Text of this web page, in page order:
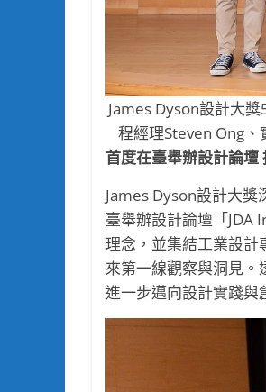
James Dyson設計大
程經理Steven Ong
首度在臺舉辦設計論壇
James Dyson設計大
臺舉辦設計論壇「JDA
理念，並集結工業設計
來第一線觀察與洞見。
進一步邁向設計實踐與